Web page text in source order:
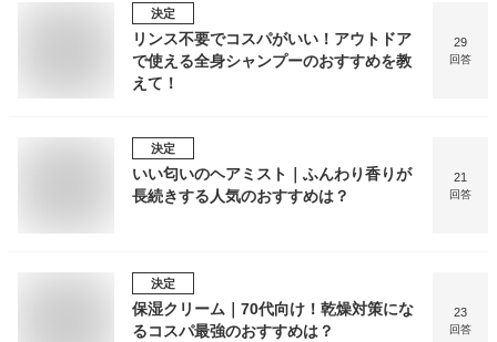
決定
リンス不要でコスパがいい！アウトドア
で使える全身シャンプーのおすすめを教
えて！
29
回答
決定
いい匂いのヘアミスト｜ふんわり香りが
長続きする人気のおすすめは？
21
回答
決定
保湿クリーム｜70代向け！乾燥対策にな
るコスパ最強のおすすめは？
23
回答